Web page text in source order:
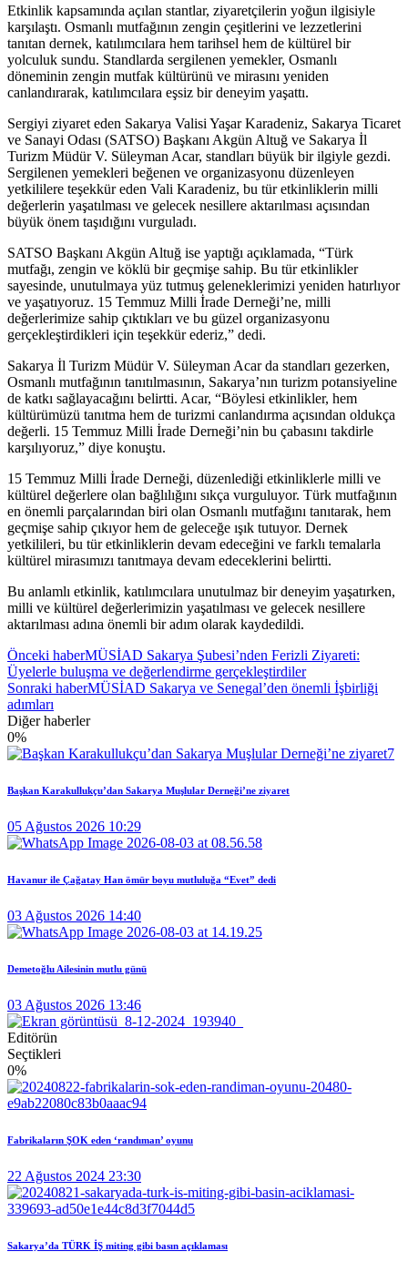
Etkinlik kapsamında açılan stantlar, ziyaretçilerin yoğun ilgisiyle
karşılaştı. Osmanlı mutfağının zengin çeşitlerini ve lezzetlerini
tanıtan dernek, katılımcılara hem tarihsel hem de kültürel bir
yolculuk sundu. Standlarda sergilenen yemekler, Osmanlı
döneminin zengin mutfak kültürünü ve mirasını yeniden
canlandırarak, katılımcılara eşsiz bir deneyim yaşattı.
Sergiyi ziyaret eden Sakarya Valisi Yaşar Karadeniz, Sakarya Ticaret
ve Sanayi Odası (SATSO) Başkanı Akgün Altuğ ve Sakarya İl
Turizm Müdür V. Süleyman Acar, standları büyük bir ilgiyle gezdi.
Sergilenen yemekleri beğenen ve organizasyonu düzenleyen
yetkililere teşekkür eden Vali Karadeniz, bu tür etkinliklerin milli
değerlerin yaşatılması ve gelecek nesillere aktarılması açısından
büyük önem taşıdığını vurguladı.
SATSO Başkanı Akgün Altuğ ise yaptığı açıklamada, “Türk
mutfağı, zengin ve köklü bir geçmişe sahip. Bu tür etkinlikler
sayesinde, unutulmaya yüz tutmuş geleneklerimizi yeniden hatırlıyor
ve yaşatıyoruz. 15 Temmuz Milli İrade Derneği’ne, milli
değerlerimize sahip çıktıkları ve bu güzel organizasyonu
gerçekleştirdikleri için teşekkür ederiz,” dedi.
Sakarya İl Turizm Müdür V. Süleyman Acar da standları gezerken,
Osmanlı mutfağının tanıtılmasının, Sakarya’nın turizm potansiyeline
de katkı sağlayacağını belirtti. Acar, “Böylesi etkinlikler, hem
kültürümüzü tanıtma hem de turizmi canlandırma açısından oldukça
değerli. 15 Temmuz Milli İrade Derneği’nin bu çabasını takdirle
karşılıyoruz,” diye konuştu.
15 Temmuz Milli İrade Derneği, düzenlediği etkinliklerle milli ve
kültürel değerlere olan bağlılığını sıkça vurguluyor. Türk mutfağının
en önemli parçalarından biri olan Osmanlı mutfağını tanıtarak, hem
geçmişe sahip çıkıyor hem de geleceğe ışık tutuyor. Dernek
yetkilileri, bu tür etkinliklerin devam edeceğini ve farklı temalarla
kültürel mirasımızı tanıtmaya devam edeceklerini belirtti.
Bu anlamlı etkinlik, katılımcılara unutulmaz bir deneyim yaşatırken,
milli ve kültürel değerlerimizin yaşatılması ve gelecek nesillere
aktarılması adına önemli bir adım olarak kaydedildi.
Önceki haberMÜSİAD Sakarya Şubesi’nden Ferizli Ziyareti:
Üyelerle buluşma ve değerlendirme gerçekleştirdiler
Sonraki haberMÜSİAD Sakarya ve Senegal’den önemli İşbirliği
adımları
Diğer haberler
0%
Başkan Karakullukçu’dan Sakarya Muşlular Derneği’ne ziyaret
05 Ağustos 2026 10:29
Havanur ile Çağatay Han ömür boyu mutluluğa “Evet” dedi
03 Ağustos 2026 14:40
Demetoğlu Ailesinin mutlu günü
03 Ağustos 2026 13:46
Editörün
Seçtikleri
0%
Fabrikaların ŞOK eden ‘randıman’ oyunu
22 Ağustos 2024 23:30
Sakarya’da TÜRK İŞ miting gibi basın açıklaması